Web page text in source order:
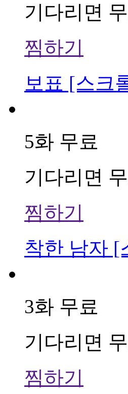
기다리면
찜하기
보표 [스크
5화 무료
기다리면
찜하기
착한 남자 [
3화 무료
기다리면
찜하기